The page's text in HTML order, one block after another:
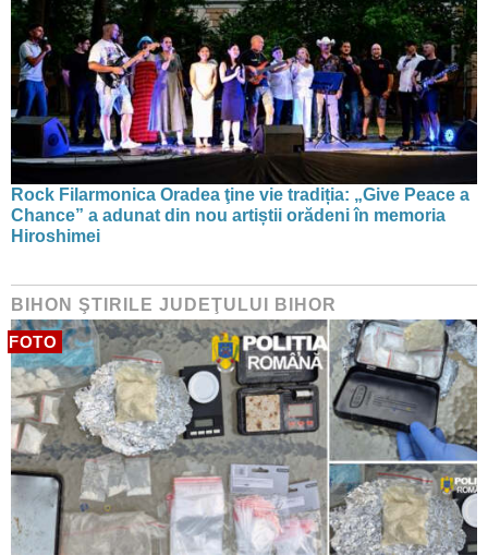
Rock Filarmonica Oradea ţine vie tradiția: „Give Peace a
Chance” a adunat din nou artiștii orădeni în memoria
Hiroshimei
BIHON ŞTIRILE JUDEŢULUI BIHOR
FOTO